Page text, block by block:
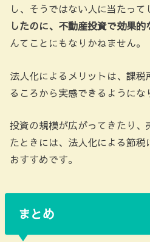
し、そうではない人に当たって
したのに、不動産投資で効果
んてことにもなりかねません。
法人化によるメリットは、課税
るころから実感できるようにな
投資の規模が広がってきたり
たときには、法人化による節
おすすめです。
まとめ